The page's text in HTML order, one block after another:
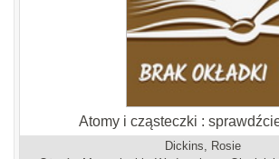
Atomy i cząsteczki :
Dickins, Rosie